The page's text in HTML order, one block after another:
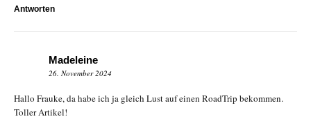
Antworten
Madeleine
26. November 2024
Hallo Frauke, da habe ich ja gleich Lust auf einen RoadTrip bekommen.
Toller Artikel!